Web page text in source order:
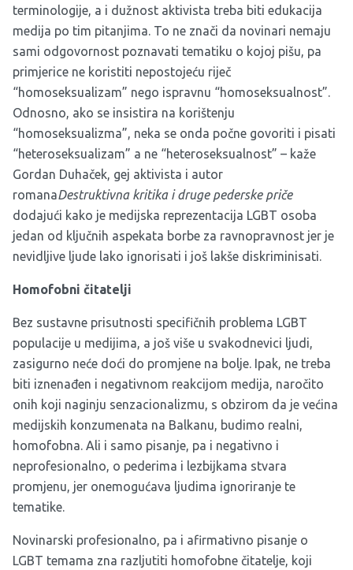
terminologije, a i dužnost aktivista treba biti edukacija
medija po tim pitanjima. To ne znači da novinari nemaju
sami odgovornost poznavati tematiku o kojoj pišu, pa
primjerice ne koristiti nepostojeću riječ
“homoseksualizam” nego ispravnu “homoseksualnost”.
Odnosno, ako se insistira na korištenju
“homoseksualizma”, neka se onda počne govoriti i pisati
“heteroseksualizam” a ne “heteroseksualnost” – kaže
Gordan Duhaček, gej aktivista i autor
romanaDestruktivna kritika i druge pederske priče
dodajući kako je medijska reprezentacija LGBT osoba
jedan od ključnih aspekata borbe za ravnopravnost jer je
nevidljive ljude lako ignorisati i još lakše diskriminisati.
Homofobni čitatelji
Bez sustavne prisutnosti specifičnih problema LGBT
populacije u medijima, a još više u svakodnevici ljudi,
zasigurno neće doći do promjene na bolje. Ipak, ne treba
biti iznenađen i negativnom reakcijom medija, naročito
onih koji naginju senzacionalizmu, s obzirom da je većina
medijskih konzumenata na Balkanu, budimo realni,
homofobna. Ali i samo pisanje, pa i negativno i
neprofesionalno, o pederima i lezbijkama stvara
promjenu, jer onemogućava ljudima ignoriranje te
tematike.
Novinarski profesionalno, pa i afirmativno pisanje o
LGBT temama zna razljutiti homofobne čitatelje, koji